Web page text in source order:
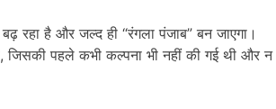
रहा है और जल्द ही “रंगला पंजाब” बन जाएगा।
जिसकी पहले कभी कल्पना भी नहीं की गई थी और न